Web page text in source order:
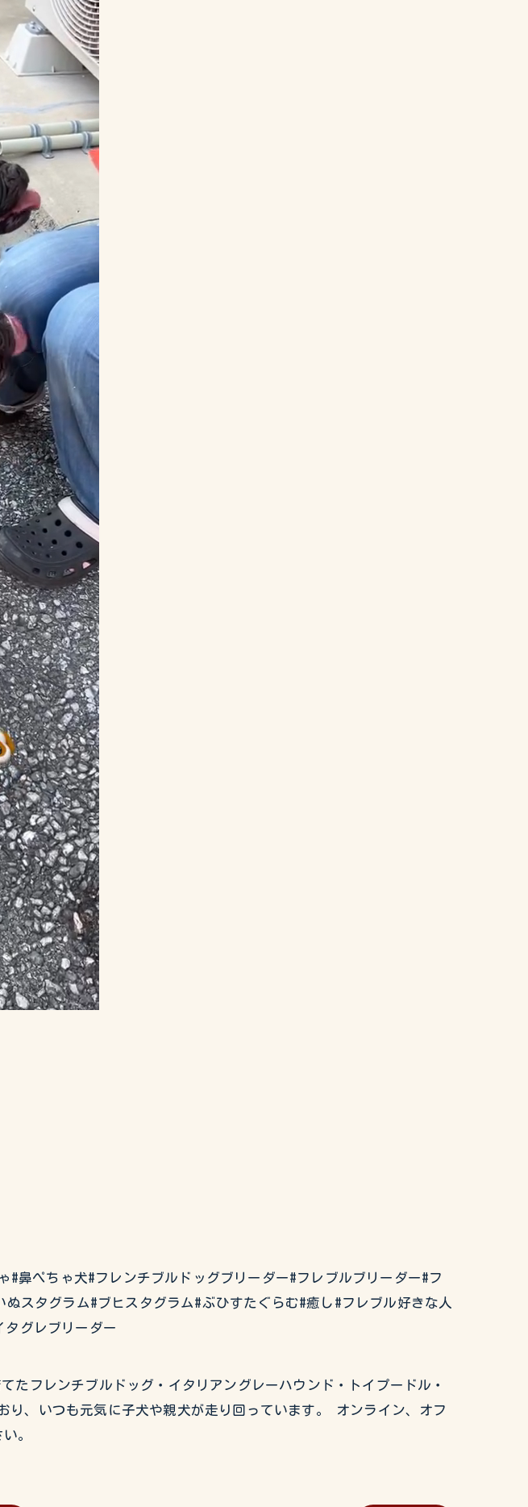
#鼻ぺちゃ犬#フレンチブルドッグブリーダー#フレブルブリーダー#フ
スタグラム#ブヒスタグラム#ぶひすたぐらむ#癒し#フレブル好きな人
タグレブリーダー
たフレンチブルドッグ・イタリアングレーハウンド・トイプードル・
、いつも元気に子犬や親犬が走り回っています。 オンライン、オフ
。